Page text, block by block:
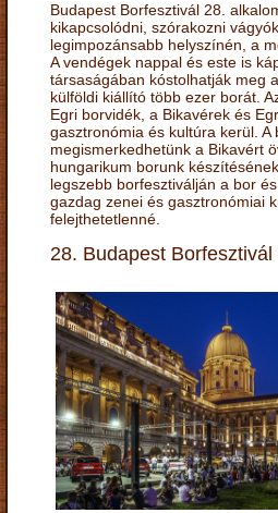
Budapest Borfesztivál 28.
kikapcsolódni, szórakozni
legimpozánsabb helyszínén, a
A vendégek nappal és este is
társaságában kóstolhatják meg
külföldi kiállító több ezer borát.
Egri borvidék, a Bikavérek és
gasztronómia és kultúra kerül. A
megismerkedhetünk a Bikavért
hungarikum borunk
legszebb borfesztiválján a bor
gazdag zenei és gasztronómiai
felejthetetlenné.
28. Budapest Borfesztivál